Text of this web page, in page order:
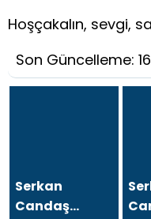
Hoşçakalın, sevgi,
Son Güncelleme:
Serkan
Candaş